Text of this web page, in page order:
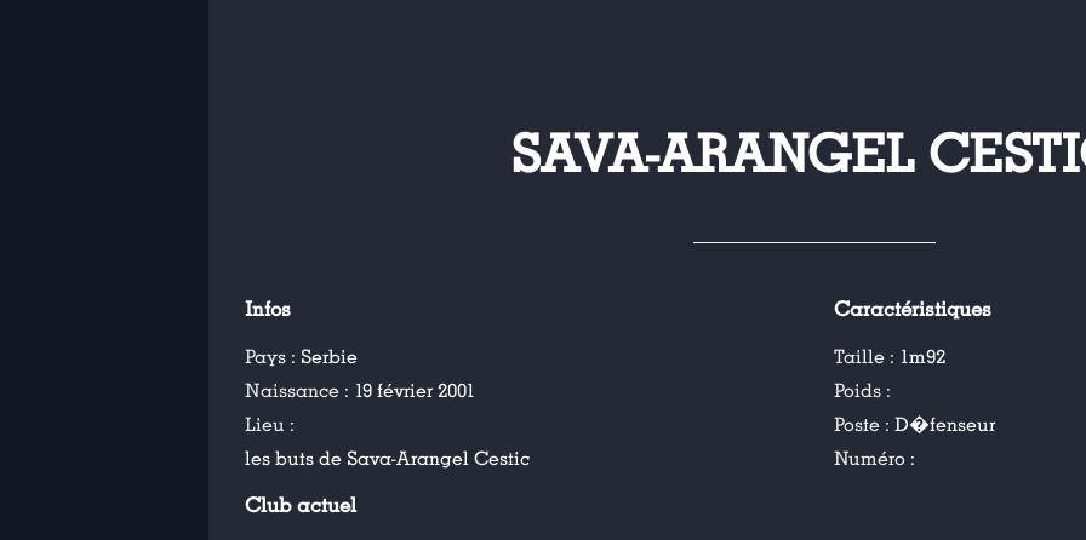
SAVA-ARANGEL
Infos
Pays : Serbie
Naissance : 19 février 2001
Lieu :
les buts de Sava-Arangel Cestic
Caractéristiques
Taille : 1m92
Poids :
Poste :D�fenseur
Numéro :
Club actuel